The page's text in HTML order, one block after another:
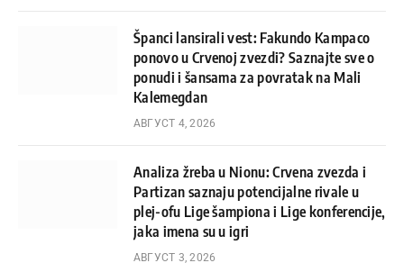
Španci lansirali vest: Fakundo Kampaco
ponovo u Crvenoj zvezdi? Saznajte sve o
ponudi i šansama za povratak na Mali
Kalemegdan
АВГУСТ 4, 2026
Analiza žreba u Nionu: Crvena zvezda i
Partizan saznaju potencijalne rivale u
plej-ofu Lige šampiona i Lige konferencije,
jaka imena su u igri
АВГУСТ 3, 2026